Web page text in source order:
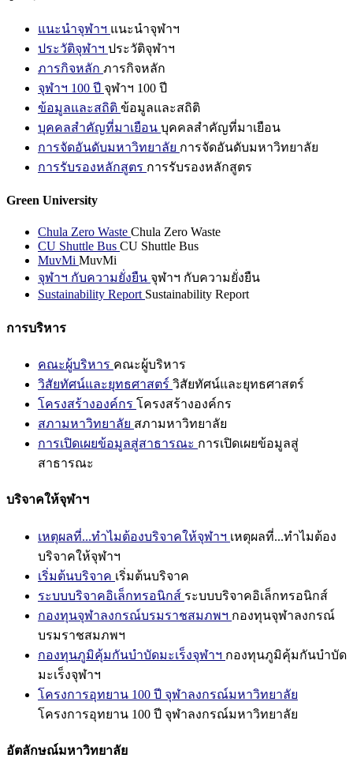
แนะนำจุฬาฯ แนะนำจุฬาฯ
ประวัติจุฬาฯ ประวัติจุฬาฯ
ภารกิจหลัก ภารกิจหลัก
จุฬาฯ 100 ปี จุฬาฯ 100 ปี
ข้อมูลและสถิติ ข้อมูลและสถิติ
บุคคลสำคัญที่มาเยือน บุคคลสำคัญที่มาเยือน
การจัดอันดับมหาวิทยาลัย การจัดอันดับมหาวิทยาลัย
การรับรองหลักสูตร การรับรองหลักสูตร
Green University
Chula Zero Waste Chula Zero Waste
CU Shuttle Bus CU Shuttle Bus
MuvMi MuvMi
จุฬาฯ กับความยั่งยืน จุฬาฯ กับความยั่งยืน
Sustainability Report Sustainability Report
การบริหาร
คณะผู้บริหาร คณะผู้บริหาร
วิสัยทัศน์และยุทธศาสตร์ วิสัยทัศน์และยุทธศาสตร์
โครงสร้างองค์กร โครงสร้างองค์กร
สภามหาวิทยาลัย สภามหาวิทยาลัย
การเปิดเผยข้อมูลสู่สาธารณะ การเปิดเผยข้อมูลสู่
สาธารณะ
บริจาคให้จุฬาฯ
เหตุผลที่...ทำไมต้องบริจาคให้จุฬาฯ เหตุผลที่...ทำไมต้อง
บริจาคให้จุฬาฯ
เริ่มต้นบริจาค เริ่มต้นบริจาค
ระบบบริจาคอิเล็กทรอนิกส์ ระบบบริจาคอิเล็กทรอนิกส์
กองทุนจุฬาลงกรณ์บรมราชสมภพฯ กองทุนจุฬาลงกรณ์
บรมราชสมภพฯ
กองทุนภูมิคุ้มกันบำบัดมะเร็งจุฬาฯ กองทุนภูมิคุ้มกันบำบัด
มะเร็งจุฬาฯ
โครงการอุทยาน 100 ปี จุฬาลงกรณ์มหาวิทยาลัย
โครงการอุทยาน 100 ปี จุฬาลงกรณ์มหาวิทยาลัย
อัตลักษณ์มหาวิทยาลัย